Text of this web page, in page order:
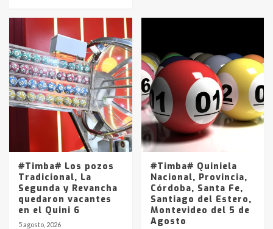
#Timba# Los pozos
Tradicional, La
Segunda y Revancha
quedaron vacantes
en el Quini 6
5 agosto, 2026
#Timba# Quiniela
Nacional, Provincia,
Córdoba, Santa Fe,
Santiago del Estero,
Montevideo del 5 de
Agosto